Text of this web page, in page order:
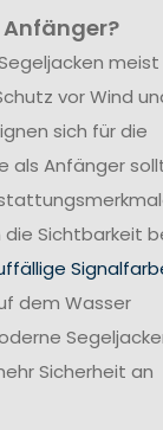
meist
vor Wind
sich für die
als Anfänger
Sichtbarkeit
dem Wasser
Sicherheit an